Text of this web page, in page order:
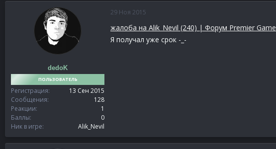
dedoK
ПОЛЬЗОВАТЕЛЬ
Регистрация
13 Сен 2015
Сообщения
128
Реакции
1
Баллы
0
Ник в игре
Alik_Nevil
29 Ноя 2015
жалоба на Alik_Nevil (240) | Форум Premier Game
Я получал уже срок -_-